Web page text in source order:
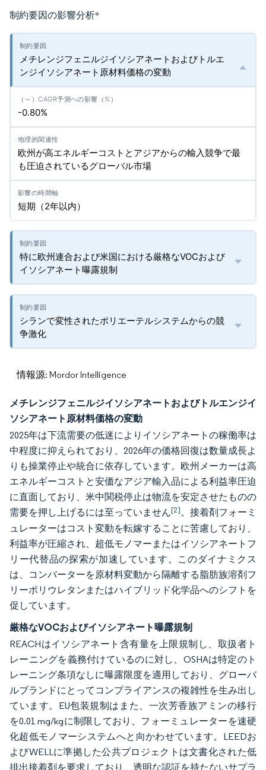
制約要因の影響分析*
メチレンジフェニルジイソシアネートおよびトルエ
ンジイソシアネート原材料価格の変動
-0.80%
欧州が高エネルギーコストとアジアからの輸入競争で最
も圧迫されているグローバル市場
短期（2年以内）
特に欧州連合および米国における厳格なVOCおよび
イソシアネート曝露規制
シランで変性されたポリエーテルシステムからの競
争激化
情報源: Mordor Intelligence
メチレンジフェニルジイソシアネートおよびトルエンジイ
ソシアネート原材料価格の変動
2025年は下流需要の低迷によりイソシアネートの稼働率は
中程度に抑えられており、2026年の価格回復は数量成長よ
りも操業停止や統合に依存しています。欧州メーカーは高
エネルギーコストと安価なアジア輸入品による利益率圧迫
に直面しており、米中関税停止は物流を安定させたものの
需要を押し上げるには至っていません[2]。接着剤フォーミ
ュレーターはコスト変動を転嫁することに苦慮しており、
利益率が圧縮され、超低モノマーまたはイソシアネートフ
リー代替品の探索が加速しています。このダイナミクス
は、コンバーターを原材料変動から隔離する脂肪族溶剤フ
リーポリウレタンまたはハイブリッド化学品へのシフトを
促しています。
厳格なVOCおよびイソシアネート曝露規制
REACHはイソシアネート含有量を上限規制し、取扱者ト
レーニングを義務付けているのに対し、OSHAは特定のト
レーニング条項なしに曝露限度を適用しており、グローバ
ルブランドにとってコンプライアンスの複雑性を生み出し
ています。EU包装規制はまた、一次芳香族アミンの移行
を0.01 mg/kgに制限しており、フォーミュレーターを速硬
化超低モノマーシステムへと向かわせています。LEEDお
よびWELLに準拠した公共プロジェクトは文書化された低
排出接着剤を要求しており、透明な認証を持たないサプラ